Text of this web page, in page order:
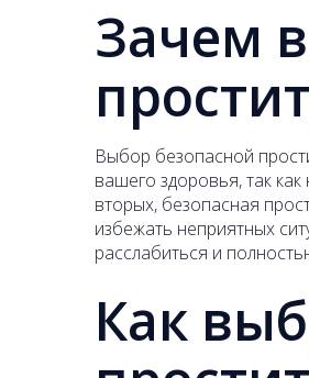
Зачем
Выбор безопасной
вашего здоровья, так
вторых, безопасная
избежать неприятных
расслабиться и
Как